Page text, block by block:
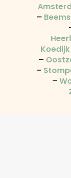
–
Koedijk
–
–
–